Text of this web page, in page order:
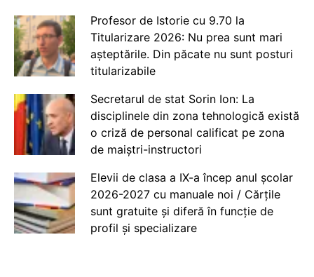
Profesor de Istorie cu 9.70 la
Titularizare 2026: Nu prea sunt mari
așteptările. Din păcate nu sunt posturi
titularizabile
Secretarul de stat Sorin Ion: La
disciplinele din zona tehnologică există
o criză de personal calificat pe zona
de maiștri-instructori
Elevii de clasa a IX-a încep anul școlar
2026-2027 cu manuale noi / Cărțile
sunt gratuite și diferă în funcție de
profil și specializare